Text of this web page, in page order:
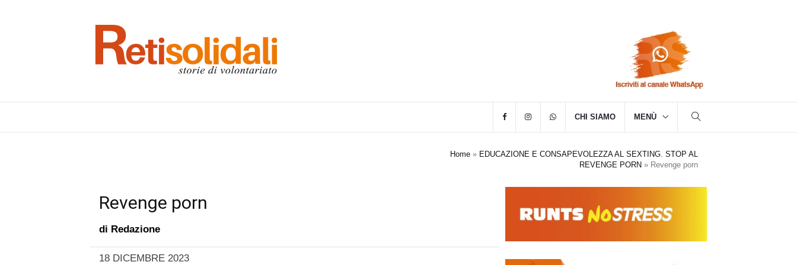
CHI SIAMO MENÙ
Home » EDUCAZIONE E CONSAPEVOLEZZA AL SEXTING. STOP AL
REVENGE PORN » Revenge porn
Revenge porn
di Redazione
18 DICEMBRE 2023